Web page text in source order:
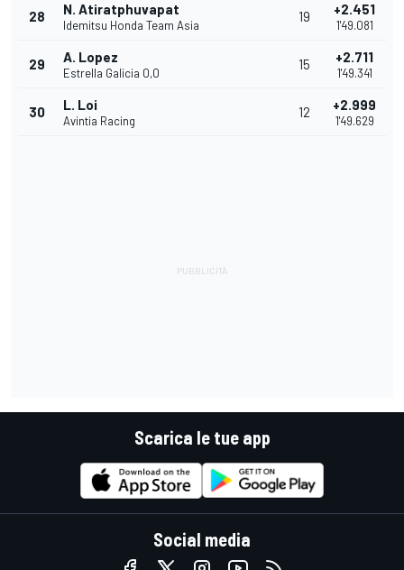
28 N. Atiratphuvapat
Idemitsu Honda Team Asia
19 +2.451
1'49.081
29 A. Lopez
Estrella Galicia 0,0
15 +2.711
1'49.341
30 L. Loi
Avintia Racing
12 +2.999
1'49.629
Scarica le tue app
Social media